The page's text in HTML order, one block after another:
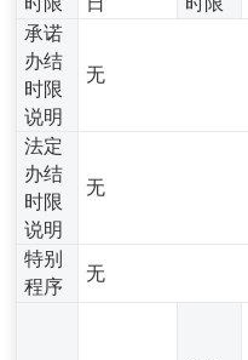
承诺
办结
时限
说明
无
法定
办结
时限
说明
无
特别
程序
无